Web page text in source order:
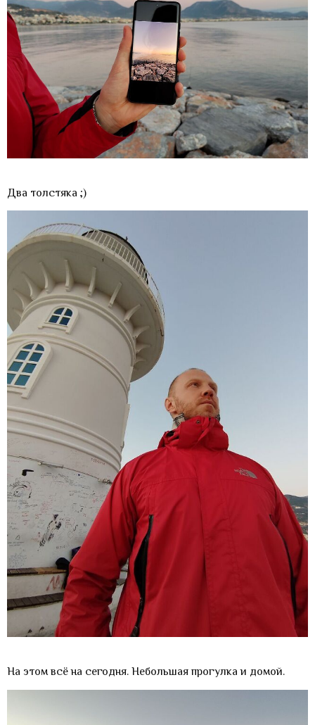
Два толстяка ;)
На этом всё на сегодня. Небольшая прогулка и домой.